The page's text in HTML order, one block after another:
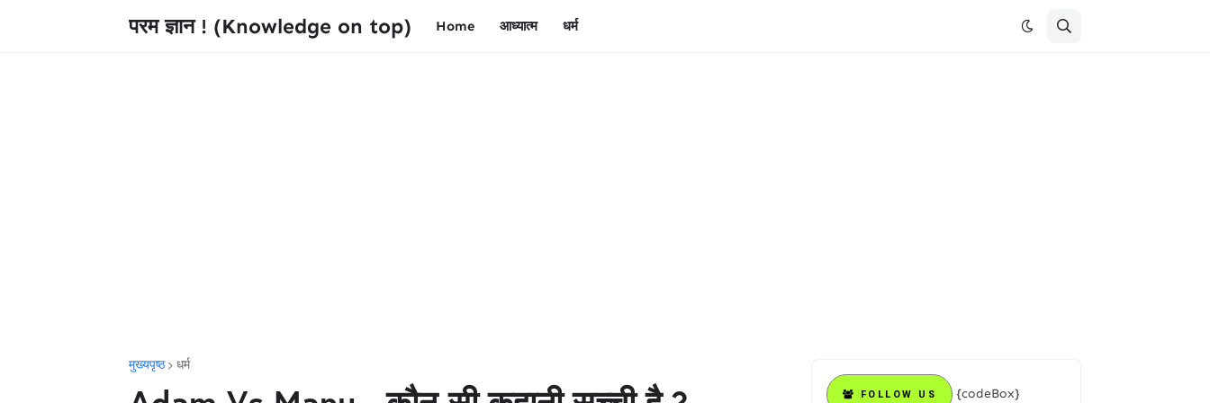
परम ज्ञान ! (Knowledge on top) Home आध्यात्म धर्म
मुख्यपृष्ठ धर्म
FOLLOW US {codeBox}